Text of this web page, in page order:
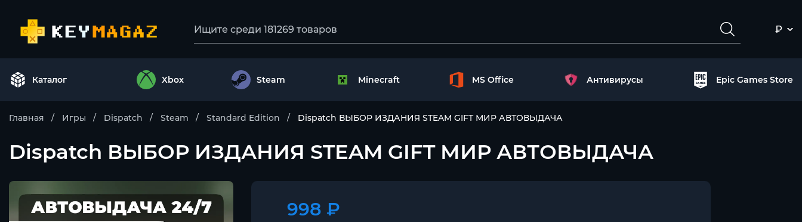
₽
Каталог Xbox Steam Minecraft MS Office Антивирусы Epic Games Store
Главная Игры Dispatch Steam Standard Edition Dispatch ВЫБОР ИЗДАНИЯ STEAM GIFT МИР АВТОВЫДАЧА
Dispatch ВЫБОР ИЗДАНИЯ STEAM GIFT МИР АВТОВЫДАЧА
998 ₽